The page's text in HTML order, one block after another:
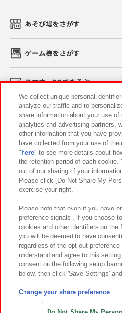
あそび場をさがす
ゲーム機をさがす
スマホ・PCであそぶ
イベント・キャンペーン
関連会社 サステナビリテ
プライバシーポリシー ウェブア
お取引先さまとともに
カスタマーハラスメント対応方針
©Bandai Namco
©Bandai Namco
©HANAYASHIKI Co., Ltd.
We collect unique personal
analyze our traffic and to
share information about your use of
analytics and advertising partners,
other information that you have
have collected from your use of
" here" to see more details about
the retention period of each cookie.
out of our sharing of your
Please click [Do Not Share My
exercise your right.
Please note that even if you have
preference signals , if you choose
cookies and other identifiers on the
you will be deemed to have
regardless of the opt-out
understand and agree to this
consent on the following setup
below, then click 'Save Settings'
Change your share preference